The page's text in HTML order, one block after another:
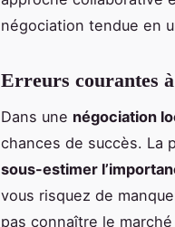
négociation tendue en
Erreurs courantes
Dans une négociation
chances de succès. La
sous-estimer
vous risquez de
pas connaître le